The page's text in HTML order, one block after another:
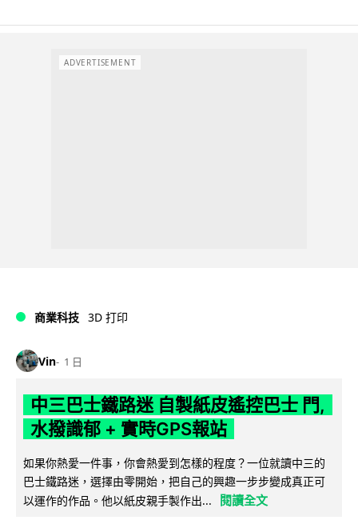
ADVERTISEMENT
商業科技 3D 打印
Vin 1 日
中三巴士鐵路迷 自製紙皮遙控巴士 門,
水撥識郁 + 實時GPS報站
如果你熱愛一件事，你會熱愛到怎樣的程度？一位就讀中三的
巴士鐵路迷，選擇由零開始，把自己的興趣一步步變成真正可
以運作的作品。他以紙皮親手製作出...
閱讀全文